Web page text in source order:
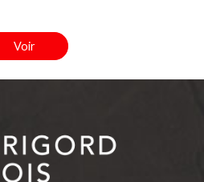
Voir